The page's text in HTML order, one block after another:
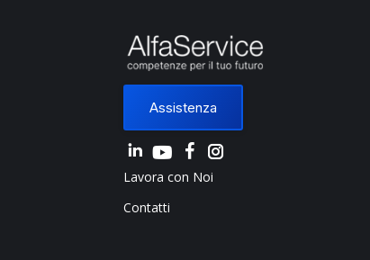
Assistenza
Linkedin Instagram
Lavora con Noi
Contatti